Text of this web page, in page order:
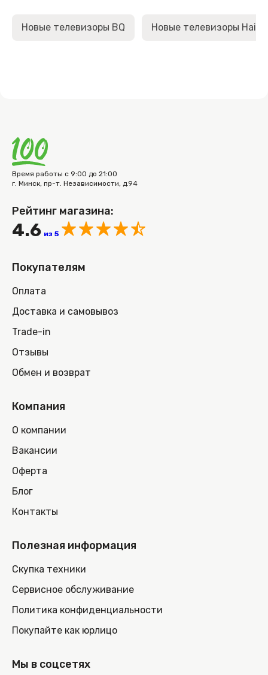
Новые телевизоры BQ Новые телевизоры Haier
Время работы с 9:00 до 21:00
г. Минск, пр-т. Независимости, д.94
Рейтинг магазина:
4.6 из 5
Покупателям
Оплата
Доставка и самовывоз
Trade-in
Отзывы
Обмен и возврат
Компания
О компании
Вакансии
Оферта
Блог
Контакты
Полезная информация
Скупка техники
Сервисное обслуживание
Политика конфиденциальности
Покупайте как юрлицо
Мы в соцсетях